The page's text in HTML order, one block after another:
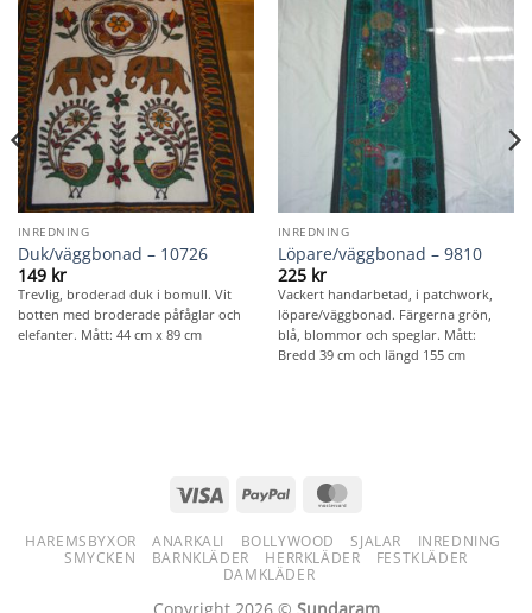
INREDNING
Duk/väggbonad – 10726
149 kr
Trevlig, broderad duk i bomull. Vit
botten med broderade påfåglar och
elefanter. Mått: 44 cm x 89 cm
INREDNING
Löpare/väggbonad – 9810
225 kr
Vackert handarbetad, i patchwork,
löpare/väggbonad. Färgerna grön,
blå, blommor och speglar. Mått:
Bredd 39 cm och längd 155 cm
Visa PayPal
HAREMSBYXOR ANARKALI BOLLYWOOD SJALAR
INREDNING
SMYCKEN
BARNKLÄDER HERRKLÄDER
FESTKLÄDER
DAMKLÄDER